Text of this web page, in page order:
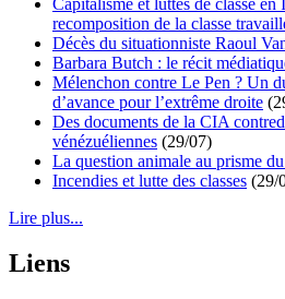
recomposition de la classe
Décès du situationniste Raoul
Barbara Butch : le récit
Mélenchon contre Le Pen ? Un
d’avance pour l’extrême droite
Des documents de la CIA
vénézuéliennes (29/07)
La question animale au prisme
Incendies et lutte des classes (29/
Lire plus...
Liens